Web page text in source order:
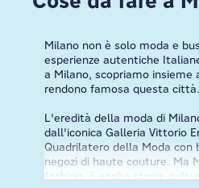
Milano non è solo moda e
esperienze autentiche
a Milano, scopriamo insieme
rendono famosa questa città.
L'eredità della moda di
dall'iconica Galleria Vittorio
Quadrilatero della Moda con
negozi di haute couture. Ma
fashion, è anche storia,